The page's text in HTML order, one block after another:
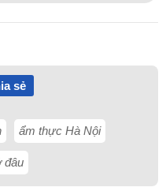
sẻ
ẩm thực Hà Nội
đâu